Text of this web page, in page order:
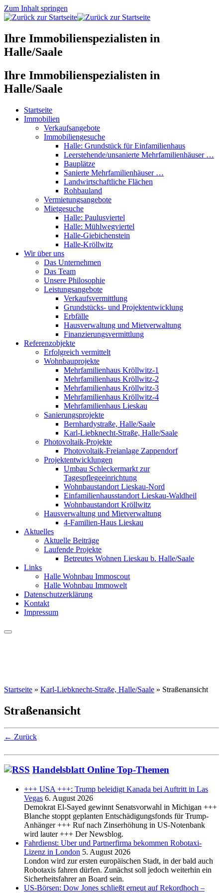
Zum Inhalt springen
Ihre Immobilienspezialisten in
Halle/Saale
Ihre Immobilienspezialisten in
Halle/Saale
Startseite
Immobilien
Verkaufsangebote
Immobiliengesuche
Halle: Grundstück für Einfamilienhaus
Leerstehende/unsanierte Mehrfamilienhäuser …
Bauplätze
Sanierte Mehrfamilienhäuser …
Landwirtschaftliche Flächen
Rohbauland
Vermietungsangebote
Mietgesuche
Halle: Paulusviertel
Halle: Mühlwegviertel
Halle-Giebichenstein
Halle-Kröllwitz
Wir über uns
Das Unternehmen
Das Team
Unsere Philosophie
Leistungsangebote
Verkaufsvermittlung
Grundstücks- und Projektentwicklung
Erbfälle
Hausverwaltung und Mietverwaltung
Finanzierungsvermittlung
Referenzobjekte
Erfolgreich vermittelt
Wohnbauprojekte
Mehrfamilienhaus Kröllwitz-1
Mehrfamilienhaus Kröllwitz-2
Mehrfamilienhaus Kröllwitz-3
Mehrfamilienhaus Kröllwitz-4
Mehrfamilienhaus Lieskau
Sanierungsprojekte
Bernhardystraße, Halle/Saale
Karl-Liebknecht-Straße, Halle/Saale
Photovoltaik-Projekte
Photovoltaik-Freianlage Zappendorf
Projektentwicklungen
Umbau Schleckermarkt zur
Tagespflegeeinrichtung
Wohnbaustandort Lieskau-Nord
Einfamilienhausstandort Lieskau-Waldheil
Wohnbaustandort Kröllwitz
Hausverwaltung und Mietverwaltung
4-Familien-Haus Lieskau
Aktuelles
Aktuelle Beiträge
Laufende Projekte
Betreutes Wohnen Lieskau b. Halle/Saale
Links
Halle Wohnbau Immoscout
Halle Wohnbau Immowelt
Datenschutzerklärung
Kontakt
Impressum
Startseite » Karl-Liebknecht-Straße, Halle/Saale » Straßenansicht
Straßenansicht
← Zurück
Handelsblatt Online Top-Themen
+++ USA +++: Trump beleidigt Kanada bei Auftritt in Las
Vegas 6. August 2026
Demokrat El-Sayed gewinnt Senatsvorwahl in Michigan +++
Blanche stoppt geplanten Entschädigungsfonds für Trump-
Anhänger +++ Ruf nach Zinserhöhung in US-Notenbank
wird lauter +++ Der Newsblog.
Fahrdienst: Uber und Partnerfirma bekommen Robotaxi-
Lizenz in London 5. August 2026
London wird zur ersten europäischen Stadt, in der bald auch
Robotaxis fahren dürfen. Zunächst soll jedoch weiterhin ein
Sicherheitsfahrer an Board sein.
US-Börsen: Dow Jones schließt erneut auf Rekordhoch –